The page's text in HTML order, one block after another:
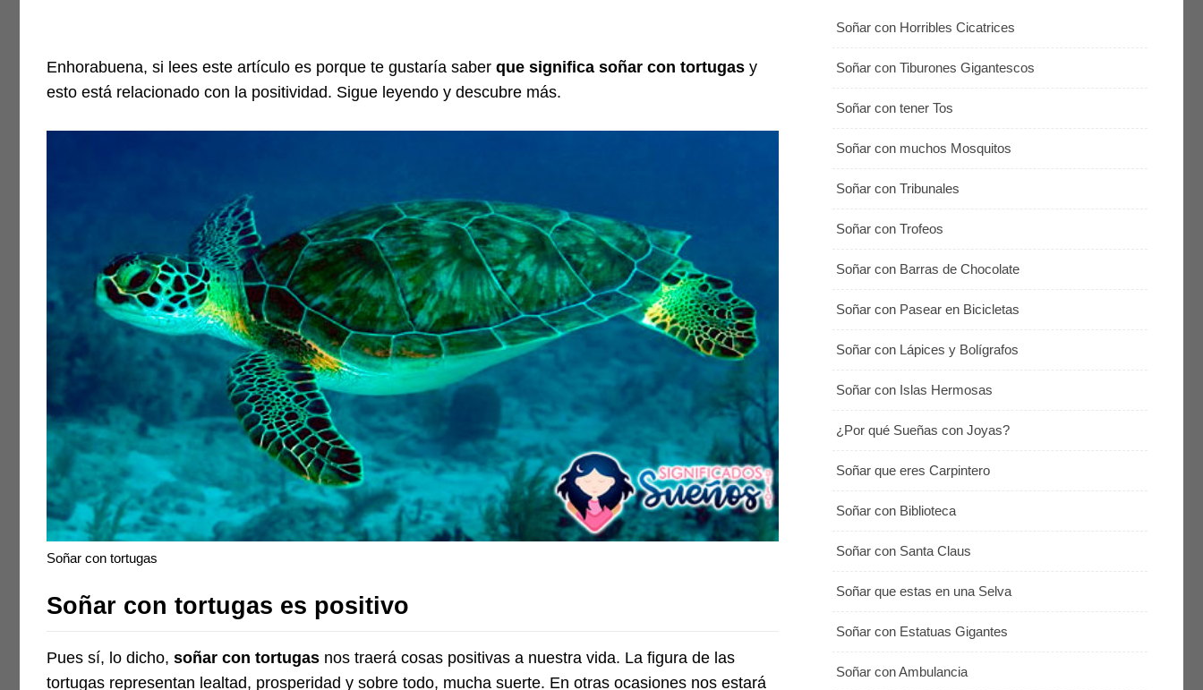
Enhorabuena, si lees este artículo es porque te gustaría saber que significa soñar con tortugas y
esto está relacionado con la positividad. Sigue leyendo y descubre más.
Soñar con tortugas
Soñar con tortugas es positivo
Pues sí, lo dicho, soñar con tortugas nos traerá cosas positivas a nuestra vida. La figura de las
tortugas representan lealtad, prosperidad y sobre todo, mucha suerte. En otras ocasiones nos estará
Soñar con Horribles Cicatrices
Soñar con Tiburones Gigantescos
Soñar con tener Tos
Soñar con muchos Mosquitos
Soñar con Tribunales
Soñar con Trofeos
Soñar con Barras de Chocolate
Soñar con Pasear en Bicicletas
Soñar con Lápices y Bolígrafos
Soñar con Islas Hermosas
¿Por qué Sueñas con Joyas?
Soñar que eres Carpintero
Soñar con Biblioteca
Soñar con Santa Claus
Soñar que estas en una Selva
Soñar con Estatuas Gigantes
Soñar con Ambulancia